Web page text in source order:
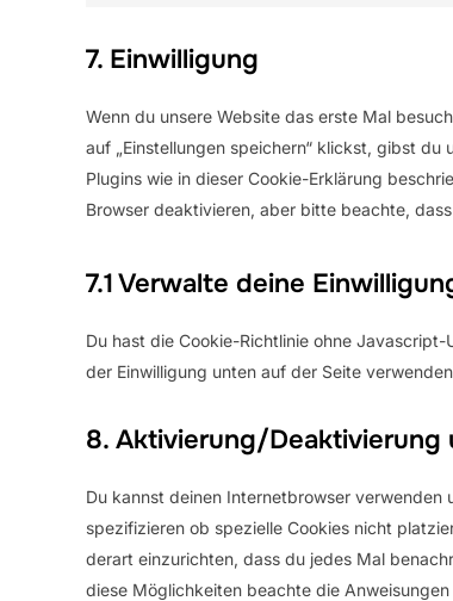
7. Einwilligung
Wenn du unsere Website das erste Mal
auf „Einstellungen speichern“ klickst, gibst
Plugins wie in dieser Cookie-Erklärung
Browser deaktivieren, aber bitte beachte,
7.1 Verwalte deine
Du hast die Cookie-Richtlinie ohne
der Einwilligung unten auf der Seite
8. Aktivierung/Deaktivierung
Du kannst deinen Internetbrowser verwenden
spezifizieren ob spezielle Cookies nicht
derart einzurichten, dass du jedes Mal
diese Möglichkeiten beachte die